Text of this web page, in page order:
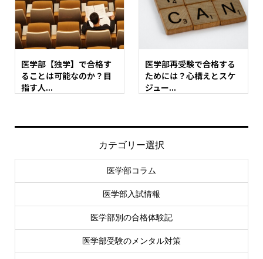
医学部【独学】で合格す
ることは可能なのか？目
指す人...
医学部再受験で合格する
ためには？心構えとスケ
ジュー...
カテゴリー選択
医学部コラム
医学部入試情報
医学部別の合格体験記
医学部受験のメンタル対策